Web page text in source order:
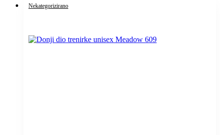
Nekategorizirano